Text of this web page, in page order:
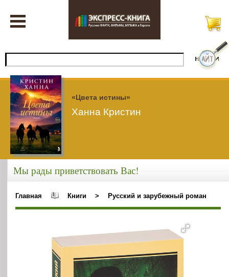
«Цвета истины»
Ханна Кристин
Мы рады приветствовать Вас!
Главная Книги > Русский и зарубежный роман